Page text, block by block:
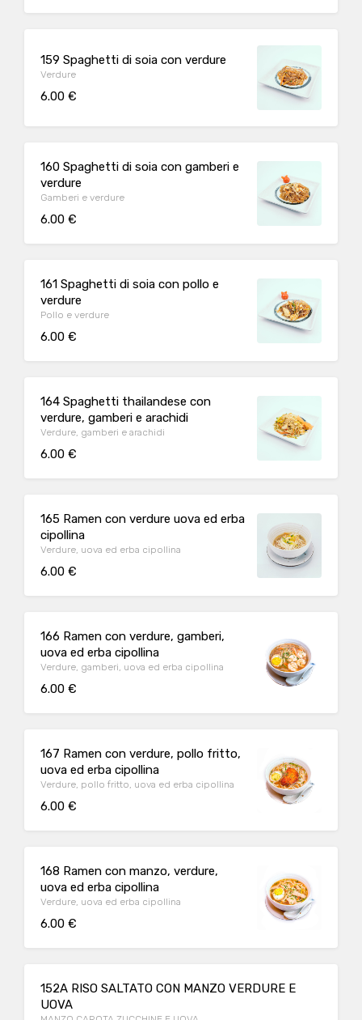
159 Spaghetti di soia con verdure
Verdure
6.00 €
160 Spaghetti di soia con gamberi e
verdure
Gamberi e verdure
6.00 €
161 Spaghetti di soia con pollo e
verdure
Pollo e verdure
6.00 €
164 Spaghetti thailandese con
verdure, gamberi e arachidi
Verdure, gamberi e arachidi
6.00 €
165 Ramen con verdure uova ed erba
cipollina
Verdure, uova ed erba cipollina
6.00 €
166 Ramen con verdure, gamberi,
uova ed erba cipollina
Verdure, gamberi, uova ed erba cipollina
6.00 €
167 Ramen con verdure, pollo fritto,
uova ed erba cipollina
Verdure, pollo fritto, uova ed erba cipollina
6.00 €
168 Ramen con manzo, verdure,
uova ed erba cipollina
Verdure, uova ed erba cipollina
6.00 €
152A RISO SALTATO CON MANZO VERDURE E
UOVA